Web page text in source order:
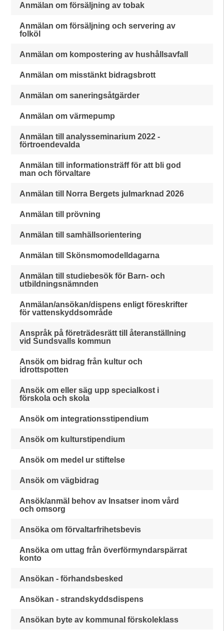
Anmälan om försäljning av tobak
Anmälan om försäljning och servering av
folköl
Anmälan om kompostering av hushållsavfall
Anmälan om misstänkt bidragsbrott
Anmälan om saneringsåtgärder
Anmälan om värmepump
Anmälan till analysseminarium 2022 -
förtroendevalda
Anmälan till informationsträff för att bli god
man och förvaltare
Anmälan till Norra Bergets julmarknad 2026
Anmälan till prövning
Anmälan till samhällsorientering
Anmälan till Skönsmomodelldagarna
Anmälan till studiebesök för Barn- och
utbildningsnämnden
Anmälan/ansökan/dispens enligt föreskrifter
för vattenskyddsområde
Anspråk på företrädesrätt till återanställning
vid Sundsvalls kommun
Ansök om bidrag från kultur och
idrottspotten
Ansök om eller säg upp specialkost i
förskola och skola
Ansök om integrationsstipendium
Ansök om kulturstipendium
Ansök om medel ur stiftelse
Ansök om vägbidrag
Ansök/anmäl behov av Insatser inom vård
och omsorg
Ansöka om förvaltarfrihetsbevis
Ansöka om uttag från överförmyndarspärrat
konto
Ansökan - förhandsbesked
Ansökan - strandskyddsdispens
Ansökan byte av kommunal förskoleklass